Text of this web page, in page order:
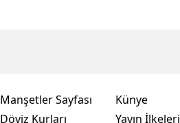
Manşetler Sayfası
Döviz Kurları
Künye
Yayın İlkeleri